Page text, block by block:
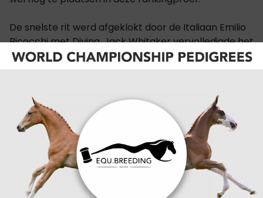
De snelste rit werd afgeklokt door de Italiaan Emilio
Bicocchi met Divina. Jack Whitaker vervolledigde het
podium op de Mylord Carthago hengstEquine
America Valmy de La Lande.
Roy van Beek scoort
opnieuw bij U25 Grote
Prijs